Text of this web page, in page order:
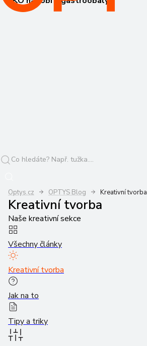
Optys.cz OPTYS Blog Kreativní tvorba
Kreativní tvorba
Naše kreativní sekce
Všechny články
Kreativní tvorba
Jak na to
Tipy a triky